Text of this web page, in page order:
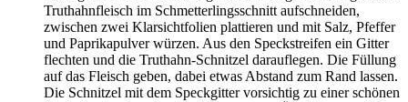
Truthahnfleisch im Schmetterlingsschnitt aufschneiden,
zwischen zwei Klarsichtfolien plattieren und mit Salz, Pfeffer
und Paprikapulver würzen. Aus den Speckstreifen ein Gitter
flechten und die Truthahn-Schnitzel darauflegen. Die Füllung
auf das Fleisch geben, dabei etwas Abstand zum Rand lassen.
Die Schnitzel mit dem Speckgitter vorsichtig zu einer schönen